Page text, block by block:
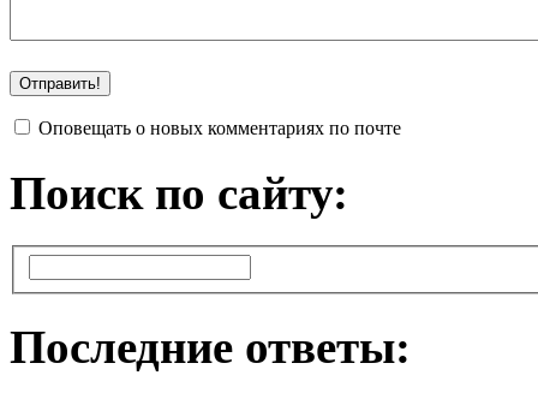
Оповещать о новых комментариях по почте
Поиск по сайту:
Последние ответы: